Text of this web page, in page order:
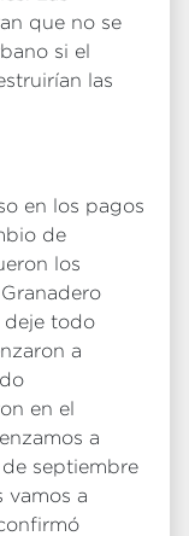
que no se
si el
las
en los pagos
de
los
deje todo
a
en el
a
septiembre
vamos a